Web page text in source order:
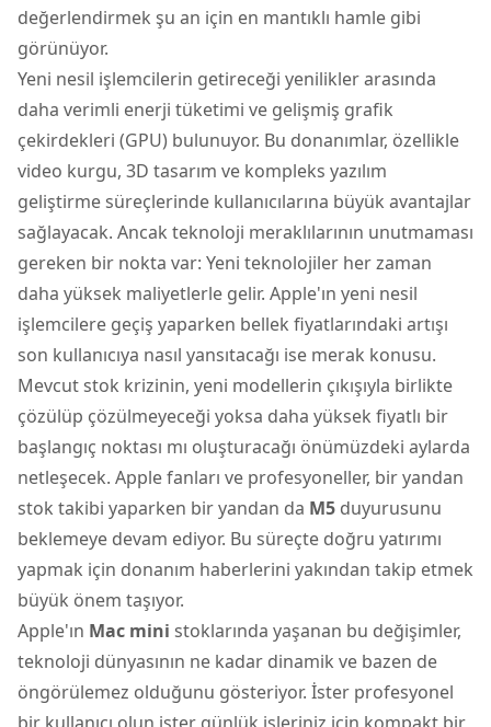
değerlendirmek şu an için en mantıklı hamle gibi
görünüyor.
Yeni nesil işlemcilerin getireceği yenilikler arasında
daha verimli enerji tüketimi ve gelişmiş grafik
çekirdekleri (GPU) bulunuyor. Bu donanımlar, özellikle
video kurgu, 3D tasarım ve kompleks yazılım
geliştirme süreçlerinde kullanıcılarına büyük avantajlar
sağlayacak. Ancak teknoloji meraklılarının unutmaması
gereken bir nokta var: Yeni teknolojiler her zaman
daha yüksek maliyetlerle gelir. Apple'ın yeni nesil
işlemcilere geçiş yaparken bellek fiyatlarındaki artışı
son kullanıcıya nasıl yansıtacağı ise merak konusu.
Mevcut stok krizinin, yeni modellerin çıkışıyla birlikte
çözülüp çözülmeyeceği yoksa daha yüksek fiyatlı bir
başlangıç noktası mı oluşturacağı önümüzdeki aylarda
netleşecek. Apple fanları ve profesyoneller, bir yandan
stok takibi yaparken bir yandan da M5 duyurusunu
beklemeye devam ediyor. Bu süreçte doğru yatırımı
yapmak için donanım haberlerini yakından takip etmek
büyük önem taşıyor.
Apple'ın Mac mini stoklarında yaşanan bu değişimler,
teknoloji dünyasının ne kadar dinamik ve bazen de
öngörülemez olduğunu gösteriyor. İster profesyonel